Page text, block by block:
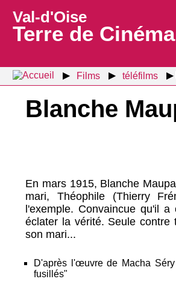
Val-d'Oise
Terre de Cinéma
Films téléfilms
Blanche
En mars 1915, Blanche
mari, Théophile (Thierry
l'exemple. Convaincue qu'il
éclater la vérité. Seule contre
son mari...
D'après l'œuvre de Macha
fusillés"